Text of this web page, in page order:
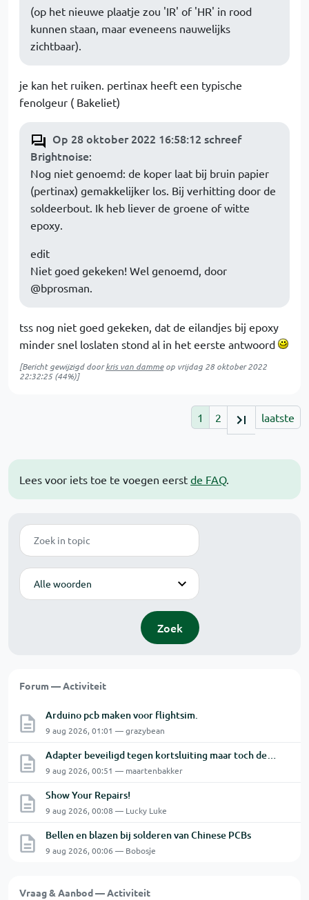
Lees voor iets toe te voegen eerst de FAQ.
Zoek
Modus
Zoek
Forum — Activiteit
Arduino pcb maken voor flightsim.
9 aug 2026, 01:01 — grazybean
Adapter beveiligd tegen kortsluiting maar toch defect?
9 aug 2026, 00:51 — maartenbakker
Show Your Repairs!
9 aug 2026, 00:08 — Lucky Luke
Bellen en blazen bij solderen van Chinese PCBs
9 aug 2026, 00:06 — Bobosje
Vraag & Aanbod — Activiteit
(op het nieuwe plaatje zou 'IR' of 'HR' in rood
kunnen staan, maar eveneens nauwelijks
zichtbaar).
je kan het ruiken. pertinax heeft een typische
fenolgeur ( Bakeliet)
Op 28 oktober 2022 16:58:12 schreef
Brightnoise:
Nog niet genoemd: de koper laat bij bruin papier
(pertinax) gemakkelijker los. Bij verhitting door de
soldeerbout. Ik heb liever de groene of witte
epoxy.
edit
Niet goed gekeken! Wel genoemd, door
@bprosman.
tss nog niet goed gekeken, dat de eilandjes bij epoxy
minder snel loslaten stond al in het eerste antwoord
[Bericht gewijzigd doorkris van dammeop vrijdag 28 oktober 2022
22:32:25(44%)]
1 2 laatste